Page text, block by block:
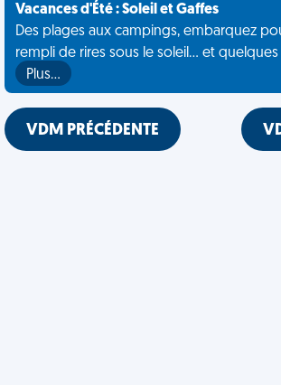
Vacances d'Été : Soleil et Gaffes
Des plages aux campings, embarquez
rempli de rires sous le soleil... et
Plus…
VDM PRÉCÉDENTE